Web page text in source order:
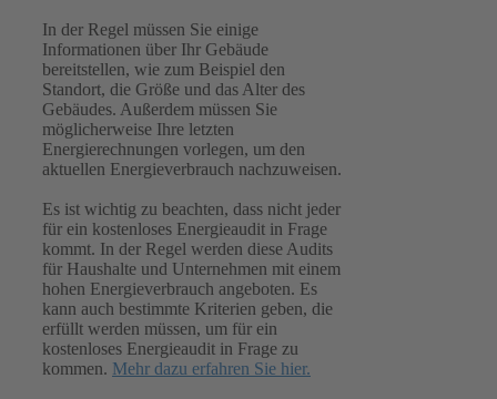
In der Regel müssen Sie einige
Informationen über Ihr Gebäude
bereitstellen, wie zum Beispiel den
Standort, die Größe und das Alter des
Gebäudes. Außerdem müssen Sie
möglicherweise Ihre letzten
Energierechnungen vorlegen, um den
aktuellen Energieverbrauch nachzuweisen.
Es ist wichtig zu beachten, dass nicht jeder
für ein kostenloses Energieaudit in Frage
kommt. In der Regel werden diese Audits
für Haushalte und Unternehmen mit einem
hohen Energieverbrauch angeboten. Es
kann auch bestimmte Kriterien geben, die
erfüllt werden müssen, um für ein
kostenloses Energieaudit in Frage zu
kommen. Mehr dazu erfahren Sie hier.